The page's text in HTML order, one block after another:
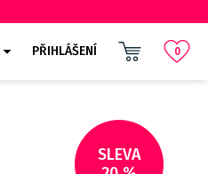
PŘIHLÁŠENÍ 0
SLEVA